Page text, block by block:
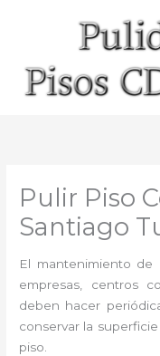
Pulir Piso
Santiago
El mantenimiento de
empresas, centros
deben hacer
conservar la
piso.